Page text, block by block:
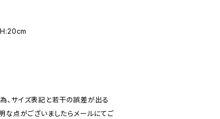
H:20cm
、サイズ表記と若干の誤差が出る
な点がございましたらメールにてご